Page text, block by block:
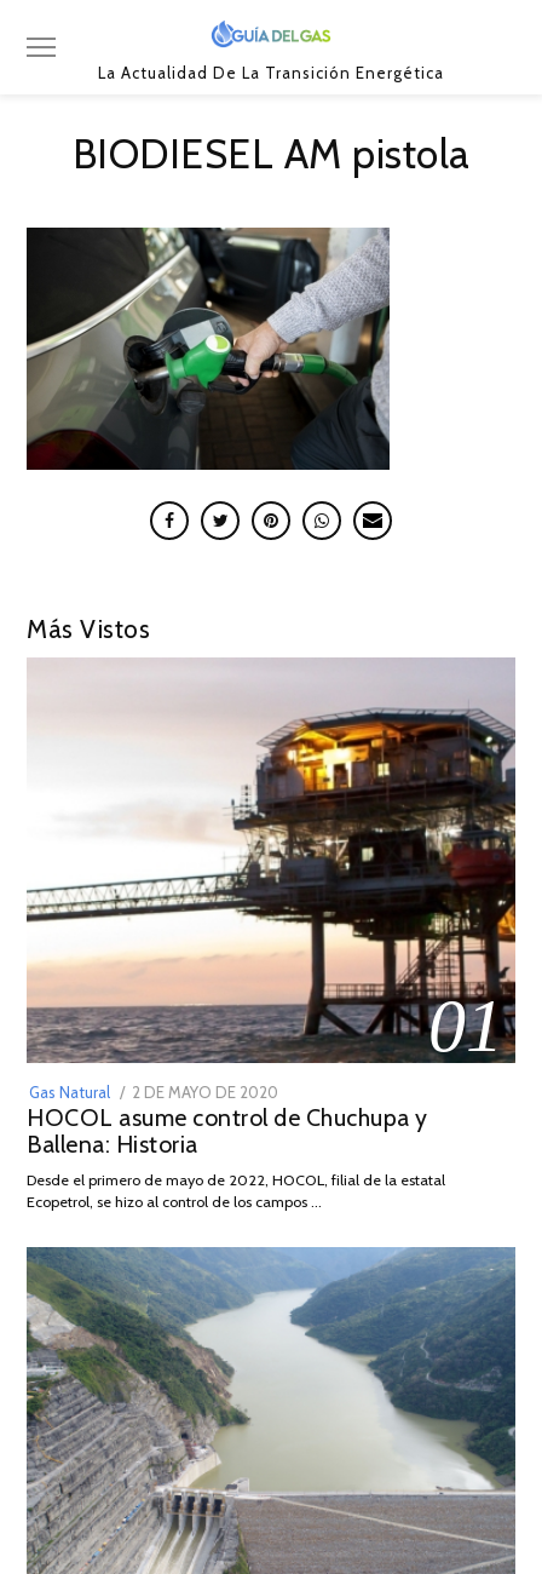
La Actualidad De La Transición Energética
BIODIESEL AM pistola
Más Vistos
01
Gas Natural
POSTED
ON
2 DE MAYO DE 2020
DE
2026
HOCOL asume control de Chuchupa y
Ballena: Historia
Desde el primero de mayo de 2022, HOCOL, filial de la estatal
Ecopetrol, se hizo al control de los campos …